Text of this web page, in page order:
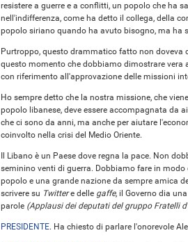
resistere a guerre e a conflitti, un popolo che ha
nell'indifferenza, come ha detto il collega, della
popolo siriano quando ha avuto bisogno, ma ha
Purtroppo, questo drammatico fatto non doveva
questo momento che dobbiamo dimostrare
con riferimento all'approvazione delle missioni
Ho sempre detto che la nostra missione, che
popolo libanese, deve essere accompagnata da
che ci sono da anni, ma anche per aiutare
coinvolto nella crisi del Medio Oriente.
Il Libano è un Paese dove regna la pace. Non
seminino venti di guerra. Dobbiamo fare in
popolo e una grande nazione da sempre amica
scrivere su Twittere delle gaffe, il Governo dia
parole (Applausi dei deputati del gruppo Fratelli
PRESIDENTE. Ha chiesto di parlare l'onorevole